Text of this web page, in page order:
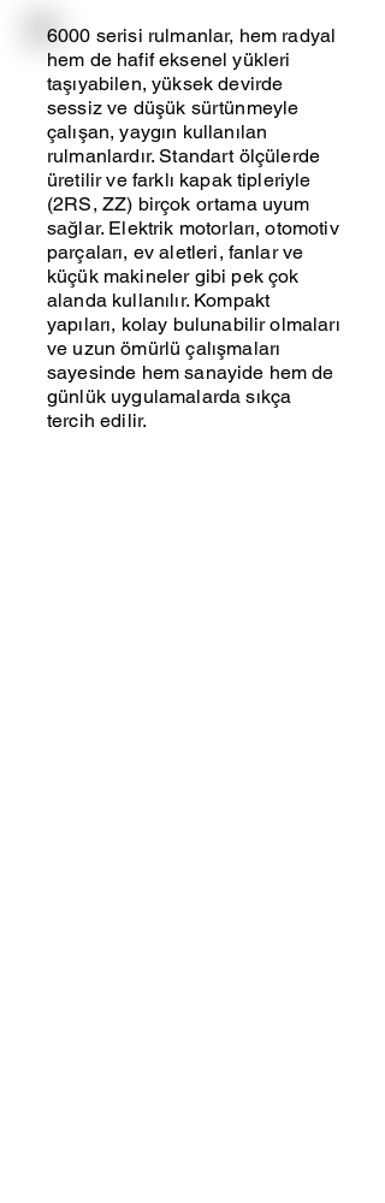
6000 serisi rulmanlar, hem radyal
hem de hafif eksenel yükleri
taşıyabilen, yüksek devirde
sessiz ve düşük sürtünmeyle
çalışan, yaygın kullanılan
rulmanlardır. Standart ölçülerde
üretilir ve farklı kapak tipleriyle
(2RS, ZZ) birçok ortama uyum
sağlar. Elektrik motorları, otomotiv
parçaları, ev aletleri, fanlar ve
küçük makineler gibi pek çok
alanda kullanılır. Kompakt
yapıları, kolay bulunabilir olmaları
ve uzun ömürlü çalışmaları
sayesinde hem sanayide hem de
günlük uygulamalarda sıkça
tercih edilir.